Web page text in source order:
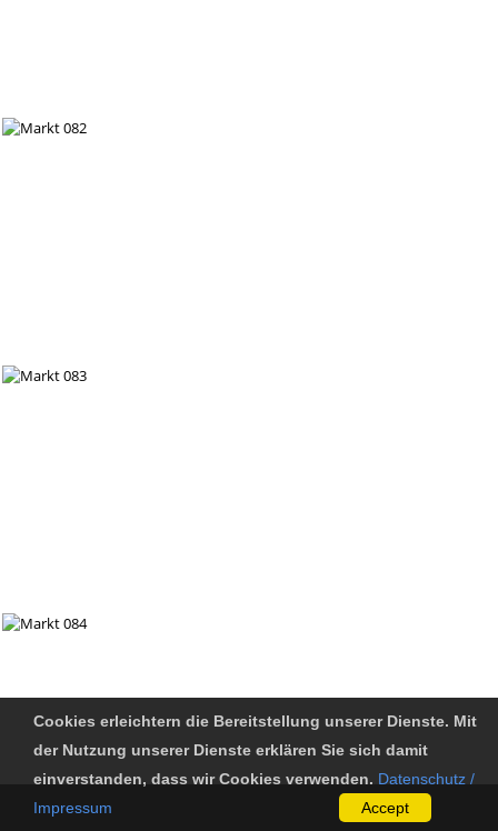
Cookies erleichtern die Bereitstellung unserer Dienste. Mit
der Nutzung unserer Dienste erklären Sie sich damit
einverstanden, dass wir Cookies verwenden. Datenschutz /
Impressum
Accept